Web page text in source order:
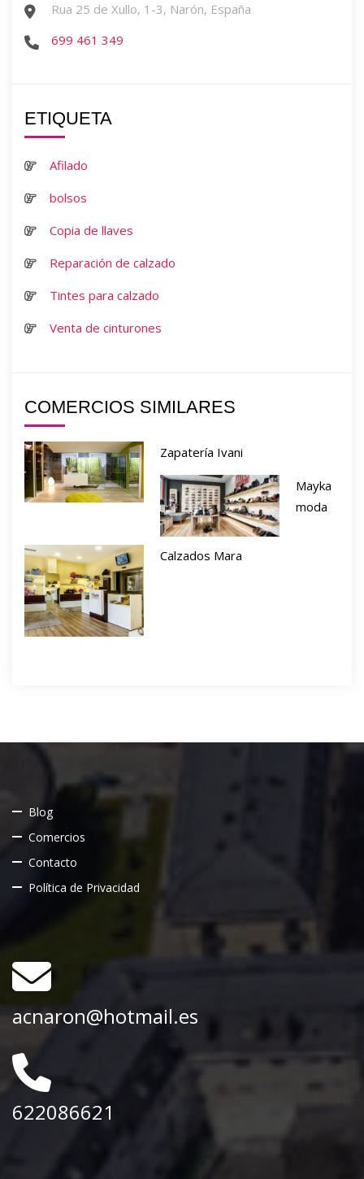
Rua 25 de Xullo, 1-3, Narón, España
699 461 349
ETIQUETA
Afilado
bolsos
Copia de llaves
Reparación de calzado
Tintes para calzado
Venta de cinturones
COMERCIOS SIMILARES
Zapatería Ivani
Mayka
moda
Calzados Mara
Blog
Comercios
Contacto
Política de Privacidad
acnaron@hotmail.es
622086621